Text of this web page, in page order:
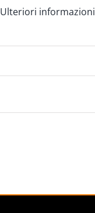
Ulteriori informazioni